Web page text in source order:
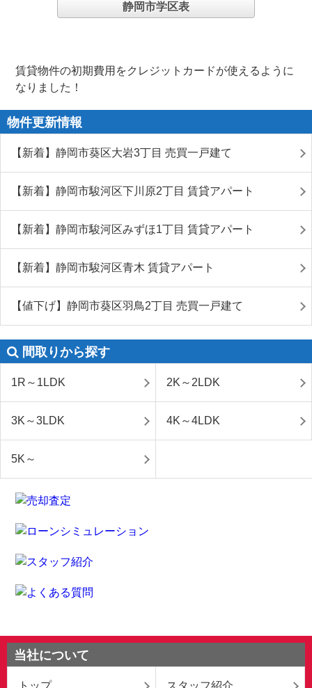
静岡市学区表
賃貸物件の初期費用をクレジットカードが使えるように
なりました！
物件更新情報
【新着】静岡市葵区大岩3丁目 売買一戸建て
【新着】静岡市駿河区下川原2丁目 賃貸アパート
【新着】静岡市駿河区みずほ1丁目 賃貸アパート
【新着】静岡市駿河区青木 賃貸アパート
【値下げ】静岡市葵区羽鳥2丁目 売買一戸建て
間取りから探す
1R～1LDK 2K～2LDK
3K～3LDK 4K～4LDK
5K～
当社について
トップ スタッフ紹介